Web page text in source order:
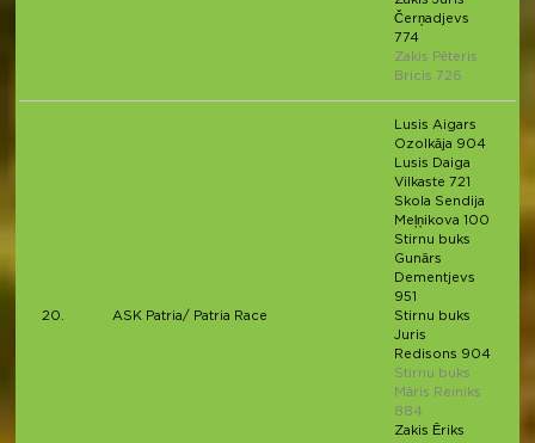
Čerņadjevs
774
Zakis Pēteris
Bricis 726
20. ASK Patria/ Patria Race
Lusis Aigars
Ozolkāja 904
Lusis Daiga
Vilkaste 721
Skola Sendija
Meļņikova 100
Stirnu buks
Gunārs
Dementjevs
951
Stirnu buks
Juris
Redisons 904
Stirnu buks
Māris Reiniks
884
Zakis Ēriks